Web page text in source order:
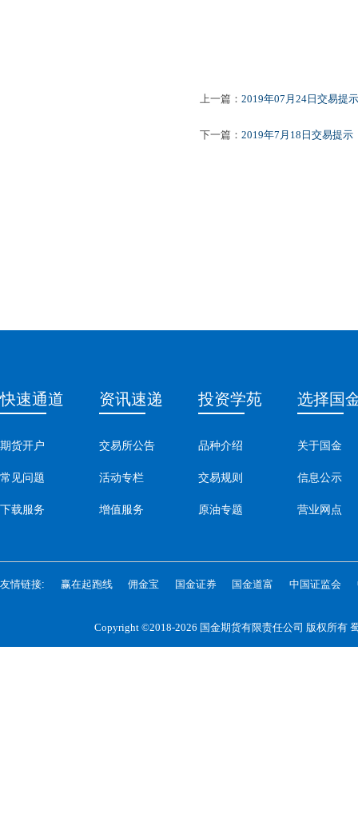
上一篇： 2019年07月24日交易提示
下一篇： 2019年7月18日交易提示
快速通道
期货开户
常见问题
下载服务
资讯速递
交易所公告
活动专栏
增值服务
投资学苑
品种介绍
交易规则
原油专题
选择国
关于国金
信息公示
营业网点
友情链接: 赢在起跑线 佣金宝 国金证券 国金道富 中国证监会
Copyright ©2018-2026 国金期货有限责任公司 版权所有